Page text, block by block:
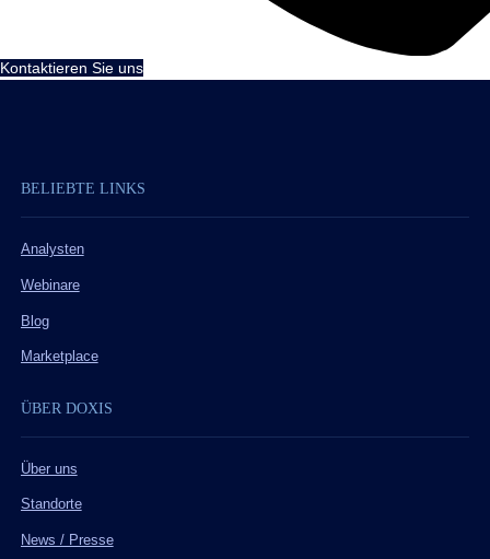
Kontaktieren Sie uns
BELIEBTE LINKS
Analysten
Webinare
Blog
Marketplace
ÜBER DOXIS
Über uns
Standorte
News / Presse